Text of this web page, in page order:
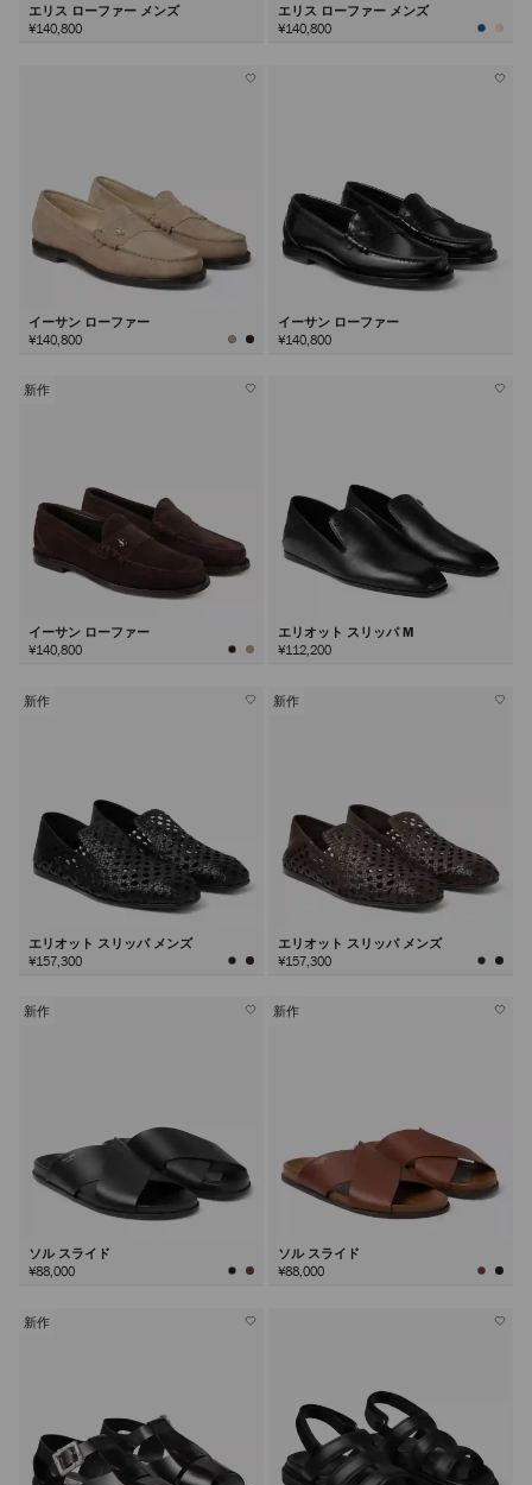
エリス ローファー メンズ
¥140,800
エリス ローファー メンズ
¥140,800
イーサン ローファー
¥140,800
イーサン ローファー
¥140,800
新作
イーサン ローファー
¥140,800
エリオット スリッパ M
¥112,200
新作
エリオット スリッパ メンズ
¥157,300
新作
エリオット スリッパ メンズ
¥157,300
新作
ソル スライド
¥88,000
新作
ソル スライド
¥88,000
新作